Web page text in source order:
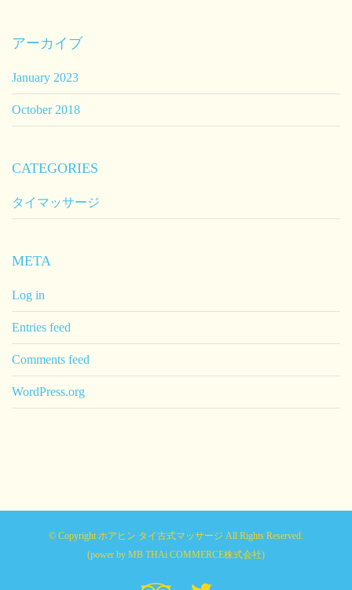
アーカイブ
January 2023
October 2018
CATEGORIES
タイマッサージ
META
Log in
Entries feed
Comments feed
WordPress.org
© Copyright ホアヒン タイ古式マッサージ All Rights Reserved.
(power by MB THAi COMMERCE株式会社)